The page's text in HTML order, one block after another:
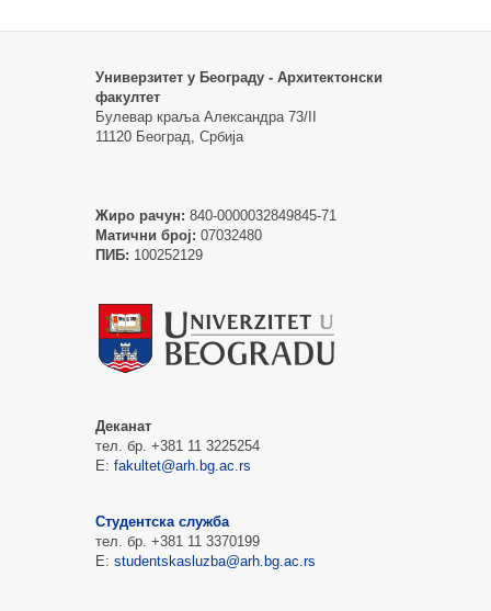
Универзитет у Београду - Архитектонски
факултет
Булевар краља Александра 73/II
11120 Београд, Србија
Жиро рачун: 840-0000032849845-71
Матични број: 07032480
ПИБ: 100252129
Деканат
тел. бр. +381 11 3225254
Е: fakultet@arh.bg.ac.rs
Студентска служба
тел. бр. +381 11 3370199
Е: studentskasluzba@arh.bg.ac.rs